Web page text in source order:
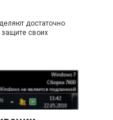
достаточно
своих